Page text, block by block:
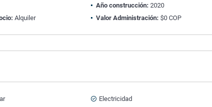
Año construcción: 2020
Alquiler Valor Administración: $0 COP
Electricidad